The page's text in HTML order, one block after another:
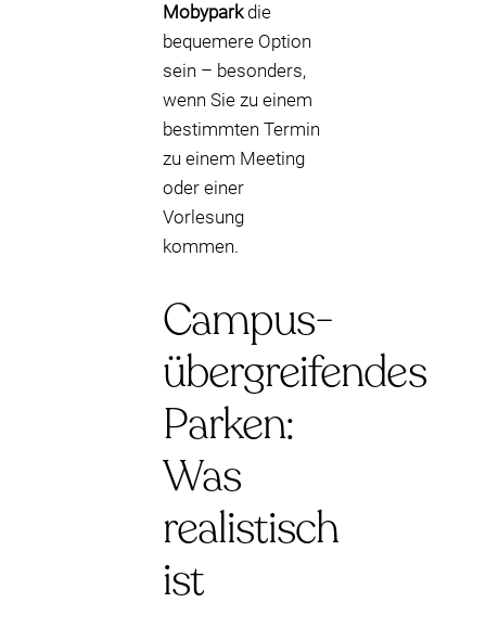
Mobyparkdie
bequemere Option
sein – besonders,
wenn Sie zu einem
bestimmten Termin
zu einem Meeting
oder einer
Vorlesung
kommen.
Campus-
übergreifendes
Parken:
Was
realistisch
ist